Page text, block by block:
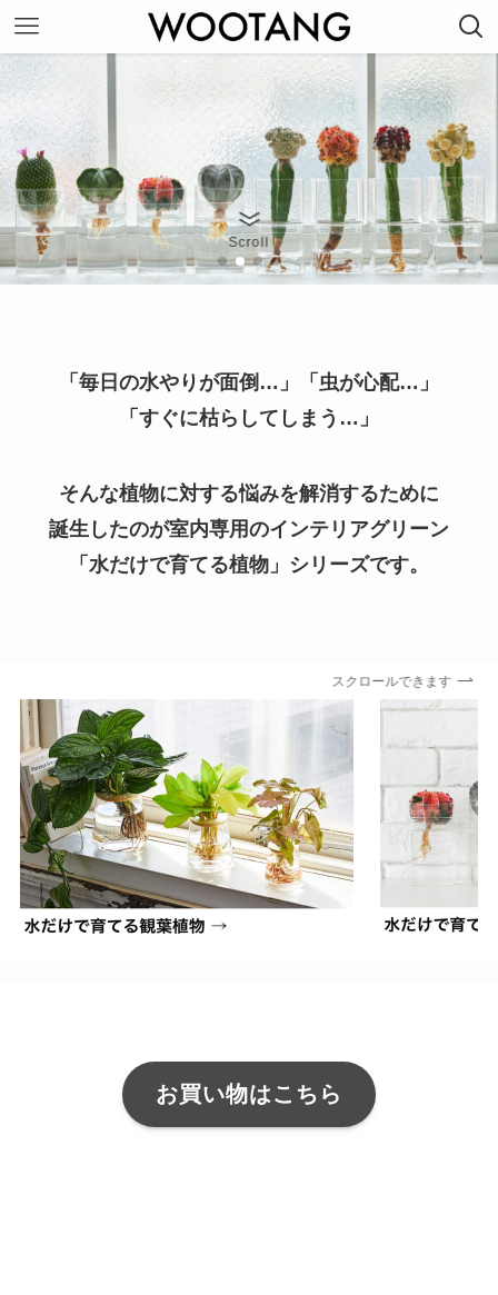
Scroll
「毎日の水やりが面倒…」「虫が心配…」
「すぐに枯らしてしまう…」
そんな植物に対する悩みを解消するために
誕生したのが室内専用のインテリアグリーン
「水だけで育てる植物」シリーズです。
スクロールできます
お買い物はこち ら